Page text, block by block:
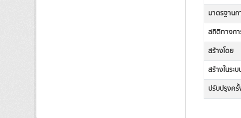
มาตรฐาน
สถิติทางกา
สร้างโดย
สร้างในระบ
ปรับปรุงครั้